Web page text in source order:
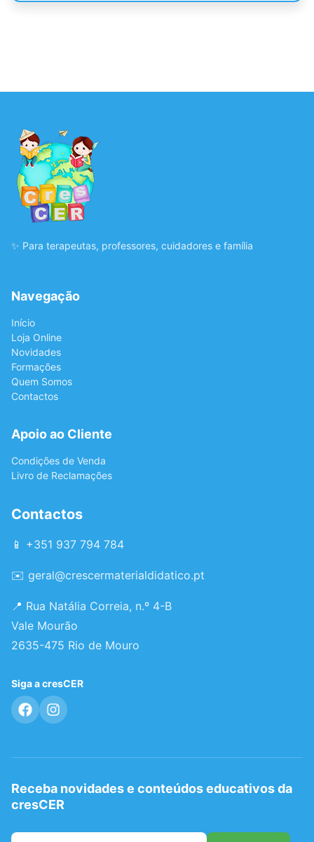
✨ Para terapeutas, professores, cuidadores e família
Navegação
Início
Loja Online
Novidades
Formações
Quem Somos
Contactos
Apoio ao Cliente
Condições de Venda
Livro de Reclamações
Contactos
📱 +351 937 794 784
✉️ geral@crescermaterialdidatico.pt
📍 Rua Natália Correia, n.º 4-B
Vale Mourão
2635-475 Rio de Mouro
Siga a cresCER
Receba novidades e conteúdos educativos da
cresCER